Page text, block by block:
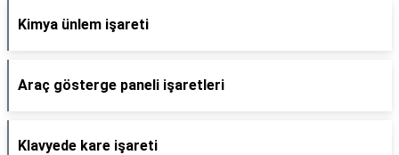
Kimya ünlem işareti
Araç gösterge paneli işaretleri
Klavyede kare işareti